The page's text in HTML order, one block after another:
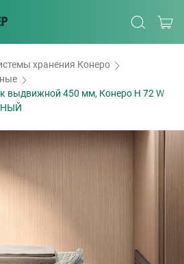
хранения Конеро
выдвижной 450 мм, Конеро H 72 W